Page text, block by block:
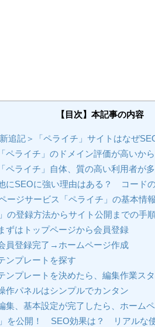
【目次】本記事の内容
追記＞「ペライチ」サイトはなぜ
ペライチ」のドメイン評価が高いから
ペライチ」自体、質の高い利用者が多
にSEOに強い理由はある？ コード
ージサービス「ペライチ」の基本情報
の登録方法からサイト公開までの手
ずはトップページから会員登録
員登録完了→ホームページ作成
ンプレートを探す
ンプレートを決めたら、編集作業ス
作パネルはシンプルでカンタン
集、基本設定が完了したら、ホーム
を公開！ SEO効果は？ リアルな